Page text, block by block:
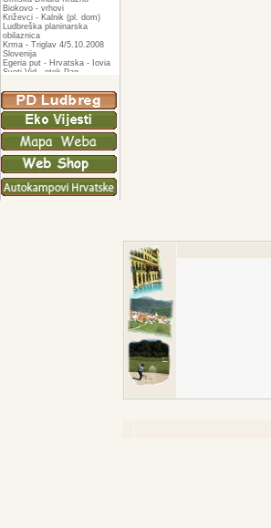
Biokovo - vrhovi
Križevci - Kalnik (pl. dom)
Ludbreška planinarska
obilaznica
Krma - Triglav 4/5.10.2008
Slovenija
Egeria put - Hrvatska - Iovia
Sveti Vid - otok Pag
ZIR
Podkilavac-Mudna dol-Hahlići-
Kolac-Podki